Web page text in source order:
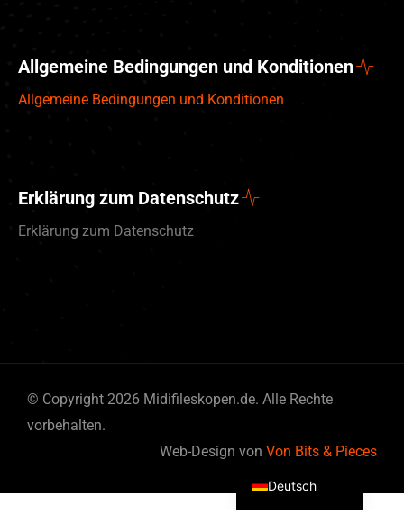
Allgemeine Bedingungen und Konditionen
Allgemeine Bedingungen und Konditionen
Erklärung zum Datenschutz
Erklärung zum Datenschutz
© Copyright 2026 Midifileskopen.de. Alle Rechte
vorbehalten.
Web-Design von Von Bits & Pieces
Deutsch
Nederlands